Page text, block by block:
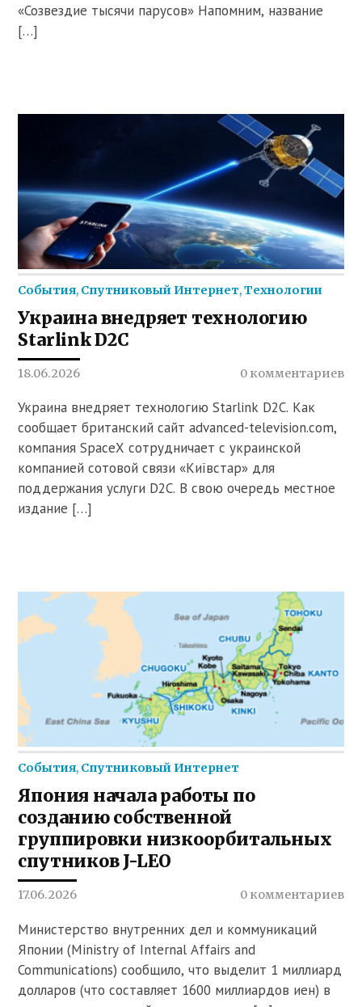
«Созвездие тысячи парусов» Напомним, название
[…]
События, Спутниковый Интернет,Технологии
Украина внедряет технологию
Starlink D2C
18.06.2026 0 комментариев
Украина внедряет технологию Starlink D2C. Как
сообщает британский сайт advanced-television.com,
компания SpaceX сотрудничает с украинской
компанией сотовой связи «Київстар» для
поддержания услуги D2C. В свою очередь местное
издание […]
События, Спутниковый Интернет
Япония начала работы по
созданию собственной
группировки низкоорбитальных
спутников J-LEO
17.06.2026 0 комментариев
Министерство внутренних дел и коммуникаций
Японии (Ministry of Internal Affairs and
Communications) сообщило, что выделит 1 миллиард
долларов (что составляет 1600 миллиардов иен) в